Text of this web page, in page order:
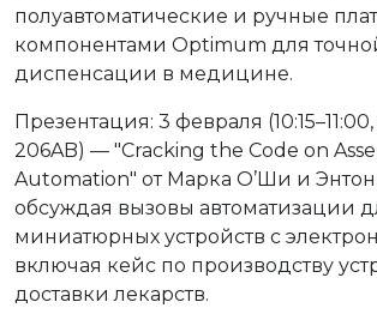
полуавтоматические и ручные
компонентами Optimum для
диспенсации в медицине.
Презентация: 3 февраля
206AB) — "Cracking the Code on
Automation" от Марка О’Ши и
обсуждая вызовы автоматизации
миниатюрных устройств с
включая кейс по производству
доставки лекарств.